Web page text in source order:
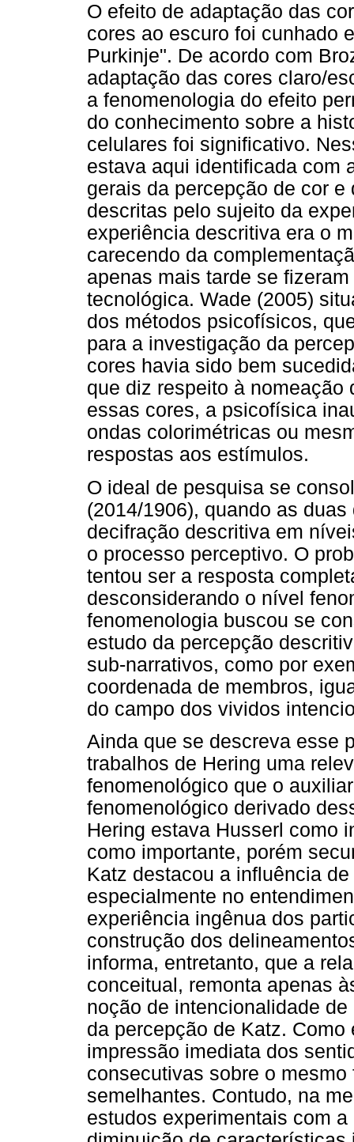
O efeito de adaptação das
cores ao escuro foi cunhado
Purkinje". De acordo com
adaptação das cores claro/
a fenomenologia do efeito
do conhecimento sobre a
celulares foi significativo.
estava aqui identificada com
gerais da percepção de cor
descritas pelo sujeito da
experiência descritiva era o
carecendo da
apenas mais tarde se
tecnológica. Wade (2005)
dos métodos psicofísicos,
para a investigação da
cores havia sido bem
que diz respeito à nomeação
essas cores, a psicofísica
ondas colorimétricas ou
respostas aos estímulos.
O ideal de pesquisa se
(2014/1906), quando as
decifração descritiva em
o processo perceptivo. O
tentou ser a resposta
desconsiderando o nível
fenomenologia buscou se
estudo da percepção
sub-narrativos, como por
coordenada de membros,
do campo dos vividos
Ainda que se descreva esse
trabalhos de Hering uma
fenomenológico que o
fenomenológico derivado
Hering estava Husserl como
como importante, porém
Katz destacou a influência
especialmente no
experiência ingênua dos
construção dos
informa, entretanto, que a
conceitual, remonta apenas
noção de intencionalidade
da percepção de Katz.
impressão imediata dos
consecutivas sobre o
semelhantes. Contudo, na
estudos experimentais com